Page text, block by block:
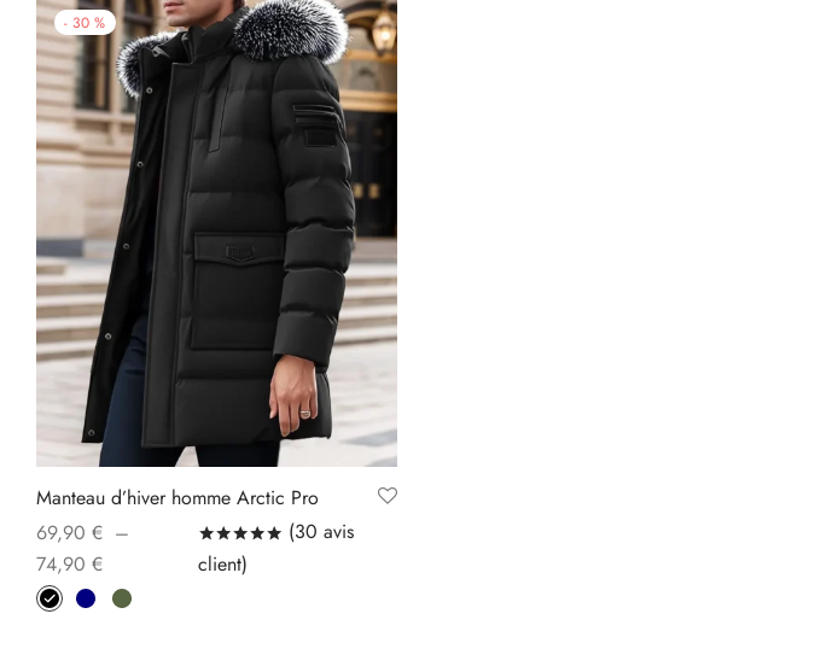
- 30 %
Manteau d’hiver homme Arctic Pro
69,90 € –
74,90 €Plage
de
Noté sur 5 basé sur
(30 avis
client)
Choix des options